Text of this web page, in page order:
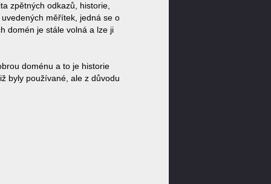
zpětných odkazů, historie,
měřítek, jedná se o
domén je stále volná a lze ji
doménu a to je historie
byly používané, ale z důvodu